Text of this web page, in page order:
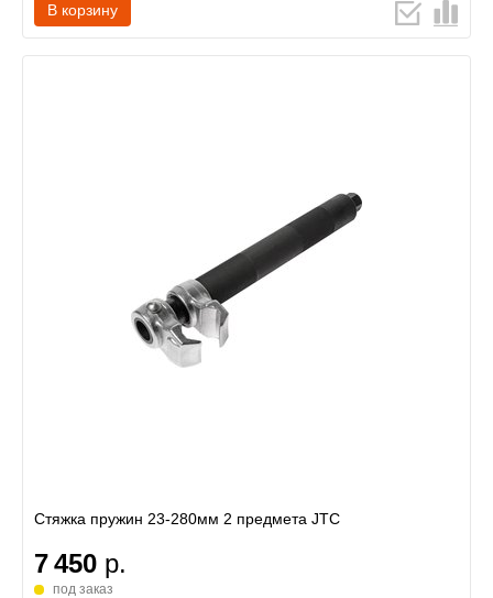
В корзину
Стяжка пружин 23-280мм 2 предмета JTC
7 450 р.
под заказ